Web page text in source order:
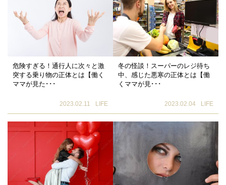
危険すぎる！通行人に次々と激
突する乗り物の正体とは【働く
ママが見た･･･
2023.02.11 LIFE
冬の怪談！スーパーのレジ待ち
中、感じた悪寒の正体とは【働
くママが見･･･
2023.02.04 LIFE